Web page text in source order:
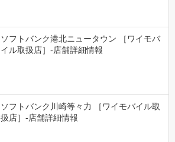
ソフトバンク港北ニュータウン ［ワイモバ
イル取扱店］-店舗詳細情報
ソフトバンク川崎等々力 ［ワイモバイル取
扱店］-店舗詳細情報